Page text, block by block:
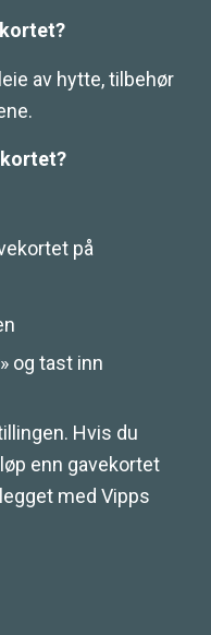
av hytte, tilbehør
på
og tast inn
Hvis du
enn gavekortet
med Vipps